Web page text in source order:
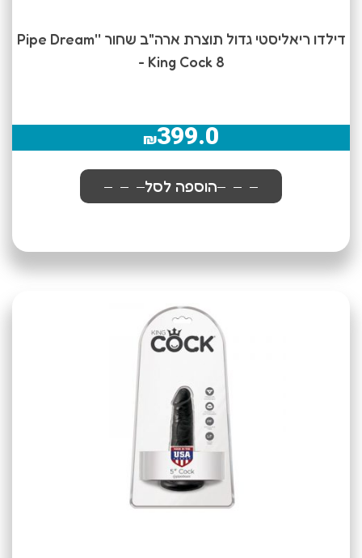
דילדו ריאליסטי גדול תוצרת ארה"ב שחור ''Pipe Dream
- King Cock 8
₪399.0
הוספה לסל